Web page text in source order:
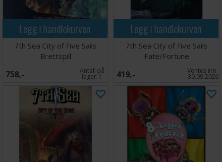
Legg i handlekurven
7th Sea City of Five Sails
Brettspill
758,- Antall på
lager:1
Legg i handlekurven
7th Sea City of Five Sails
Fate/Fortune
419,- Ventes inn
30.09.2026